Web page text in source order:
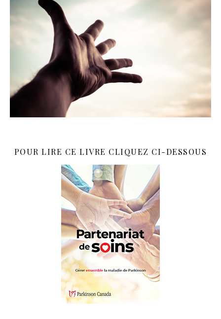
POUR LIRE CE LIVRE CLIQUEZ CI-DESSOUS